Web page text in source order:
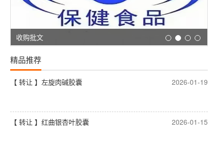
收购批文
精品推荐
【 转让 】左旋肉碱胶囊 2026-01-19
【 转让 】红曲银杏叶胶囊 2026-01-15